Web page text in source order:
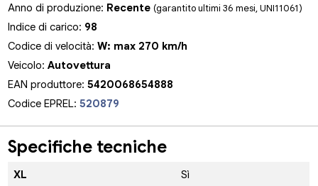
Anno di produzione: Recente(garantito ultimi 36 mesi, UNI11061)
Indice di carico: 98
Codice di velocità:W: max 270 km/h
Veicolo:Autovettura
EAN produttore:5420068654888
Codice EPREL:520879
Specifiche tecniche
XL Sì